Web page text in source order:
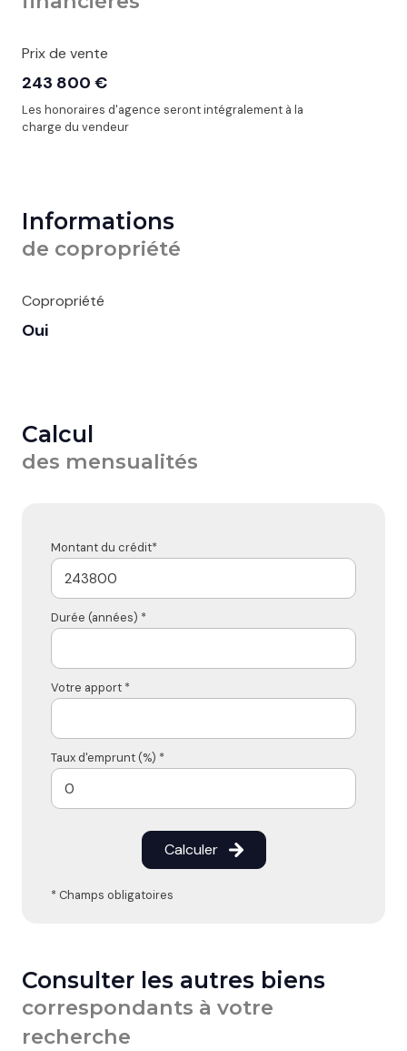
Prix de vente
243 800 €
Les honoraires d'agence seront intégralement à la
charge du vendeur
Informations
de copropriété
Copropriété
Oui
Calcul
des mensualités
Montant du crédit*
Durée (années) *
Votre apport *
Taux d'emprunt (%) *
Calculer
* Champs obligatoires
Consulter les autres biens
correspondants à votre
recherche